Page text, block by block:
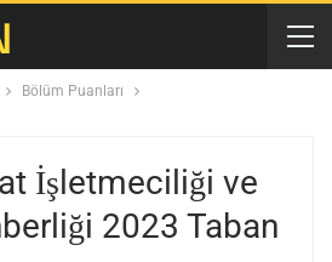
Bölüm Puanları
İşletmeciliği ve
2023 Taban